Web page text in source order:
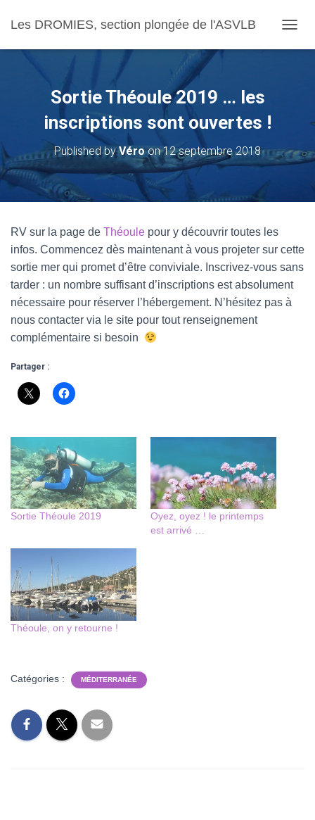
Les DROMIES, section plongée de l'ASVLB
Sortie Théoule 2019 … les
inscriptions sont ouvertes !
Published byVéroon12 septembre 2018
RV sur la page de Théoule pour y découvrir toutes les
infos. Commencez dès maintenant à vous projeter sur cette
sortie mer qui promet d’être conviviale. Inscrivez-vous sans
tarder : un nombre suffisant d’inscriptions est absolument
nécessaire pour réserver l’hébergement. N’hésitez pas à
nous contacter via le site pour tout renseignement
complémentaire si besoin
Partager :
Sortie Théoule 2019
Oyez, oyez ! le printemps
est arrivé …
Théoule, on y retourne !
Catégories : MÉDITERRANÉE